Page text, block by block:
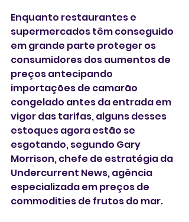
Enquanto restaurantes e
supermercados têm conseguido
em grande parte proteger os
consumidores dos aumentos de
preços antecipando
importações de camarão
congelado antes da entrada em
vigor das tarifas, alguns desses
estoques agora estão se
esgotando, segundo Gary
Morrison, chefe de estratégia da
Undercurrent News, agência
especializada em preços de
commodities de frutos do mar.